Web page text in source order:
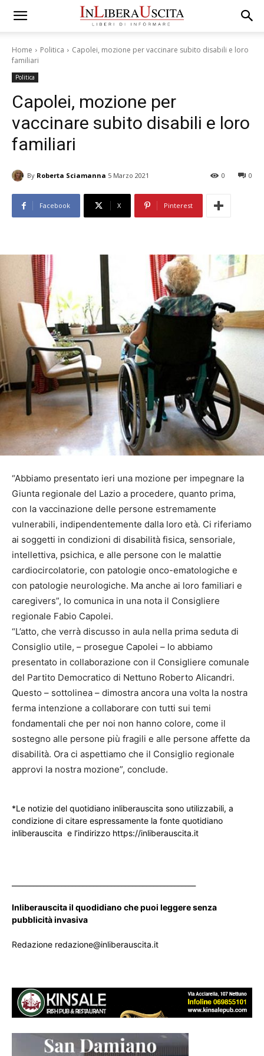
Home Politica
Capolei, mozione per vaccinare subito disabili e loro
familiari
Politica
Capolei, mozione per
vaccinare subito disabili e loro
familiari
By Roberta Sciamanna 5 Marzo 2021 0
0
Facebook X Pinterest
“Abbiamo presentato ieri una mozione per impegnare la
Giunta regionale del Lazio a procedere, quanto prima,
con la vaccinazione delle persone estremamente
vulnerabili, indipendentemente dalla loro età. Ci riferiamo
ai soggetti in condizioni di disabilità fisica, sensoriale,
intellettiva, psichica, e alle persone con le malattie
cardiocircolatorie, con patologie onco-ematologiche e
con patologie neurologiche. Ma anche ai loro familiari e
caregivers”, lo comunica in una nota il Consigliere
regionale Fabio Capolei.
“L’atto, che verrà discusso in aula nella prima seduta di
Consiglio utile, – prosegue Capolei – lo abbiamo
presentato in collaborazione con il Consigliere comunale
del Partito Democratico di Nettuno Roberto Alicandri.
Questo – sottolinea – dimostra ancora una volta la nostra
ferma intenzione a collaborare con tutti sui temi
fondamentali che per noi non hanno colore, come il
sostegno alle persone più fragili e alle persone affette da
disabilità. Ora ci aspettiamo che il Consiglio regionale
approvi la nostra mozione”, conclude.
*Le notizie del quotidiano inliberauscita sono utilizzabili, a
condizione di citare espressamente la fonte quotidiano
inliberauscita e l’indirizzo https://inliberauscita.it
Inliberauscita il quodidiano che puoi leggere senza
pubblicità invasiva
Redazione redazione@inliberauscita.it